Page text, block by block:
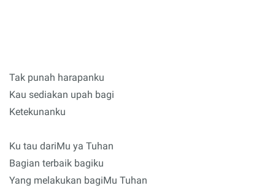
Tak punah harapanku
Kau sediakan upah bagi
Ketekunanku
Ku tau dariMu ya Tuhan
Bagian terbaik bagiku
Yang melakukan bagiMu Tuhan